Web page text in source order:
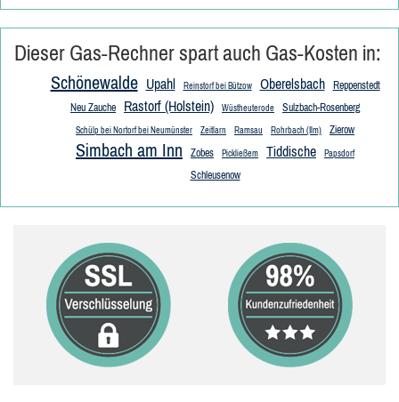
Dieser Gas-Rechner spart auch Gas-Kosten in:
Schönewalde Upahl Reinstorf bei Bützow Oberelsbach
Reppenstedt
Neu Zauche
Rastorf (Holstein) Wüstheuterode Sulzbach-Rosenberg
Schülp bei Nortorf bei Neumünster Zeitlarn Ramsau Rohrbach (Ilm) Zierow
Simbach am Inn Zobes Pickließem Tiddische Papsdorf
Schleusenow